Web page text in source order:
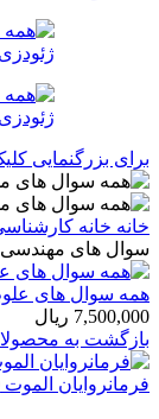
برای بزرگنمایی
خانه خانه
سوال های مهندسی
همه سوال های
7,500,000 ریال
بازگشت به
فرمانروایان الموت